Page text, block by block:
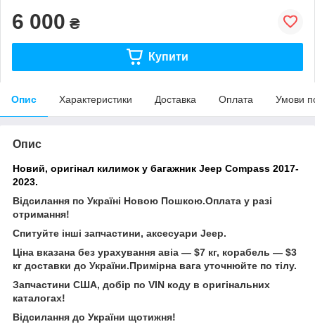
6 000 ₴
Купити
Опис Характеристики Доставка Оплата Умови
Опис
Новий, оригінал килимок у багажник Jeep Compass 2017-
2023.
Відсилання по Україні Новою Пошкою.Оплата у разі
отримання!
Спитуйте інші запчастини, аксесуари Jeep.
Ціна вказана без урахування авіа — $7 кг, корабель — $3
кг доставки до України.Примірна вага уточнюйте по тілу.
Запчастини США, добір по VIN коду в оригінальних
каталогах!
Відсилання до України щотижня!